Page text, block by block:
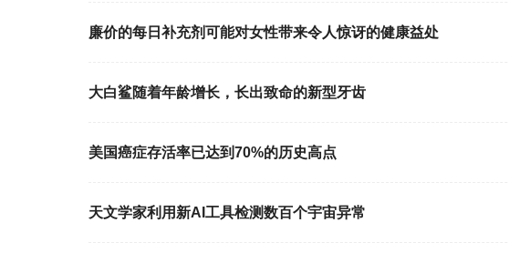
廉价的每日补充剂可能对女性带来令人惊讶的健康益处
大白鲨随着年龄增长，长出致命的新型牙齿
美国癌症存活率已达到70%的历史高点
天文学家利用新AI工具检测数百个宇宙异常